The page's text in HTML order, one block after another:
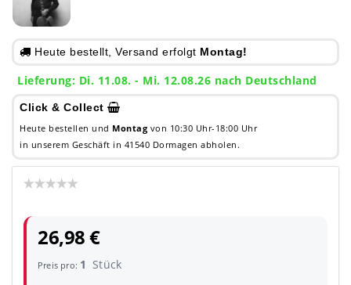
Heute bestellt, Versand erfolgt Montag!
Lieferung: Di. 11.08. - Mi. 12.08.26 nach Deutschland
Click & Collect
Heute bestellen und Montag von 10:30 Uhr-18:00 Uhr
in unserem Geschäft in 41540 Dormagen abholen.
26,98 €
Preis pro: 1 Stück